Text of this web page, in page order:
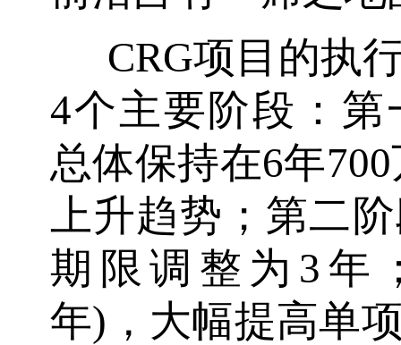
CRG项目的执
4个主要阶段：第
总体保持在6年
上升趋势；第二
期限调整为3年
年)，大幅提高单